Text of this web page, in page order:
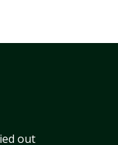
out